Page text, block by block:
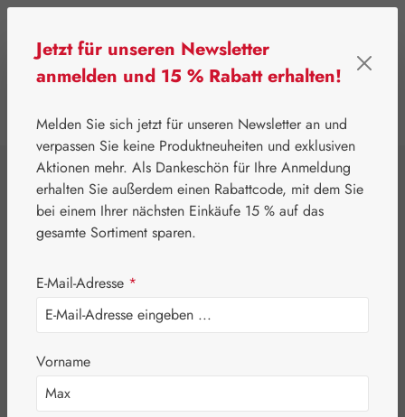
⌂ Gall Pharma Aminosäuren
L-Glutamin 500 mg
GPH Kapseln
Bildergalerie überspringen
Jetzt für unseren Newsletter
anmelden und 15 % Rabatt erhalten!
Melden Sie sich jetzt für unseren Newsletter an und
verpassen Sie keine Produktneuheiten und exklusiven
Aktionen mehr. Als Dankeschön für Ihre Anmeldung
erhalten Sie außerdem einen Rabattcode, mit dem Sie
bei einem Ihrer nächsten Einkäufe 15 % auf das
gesamte Sortiment sparen.
E-Mail-Adresse *
Vorname